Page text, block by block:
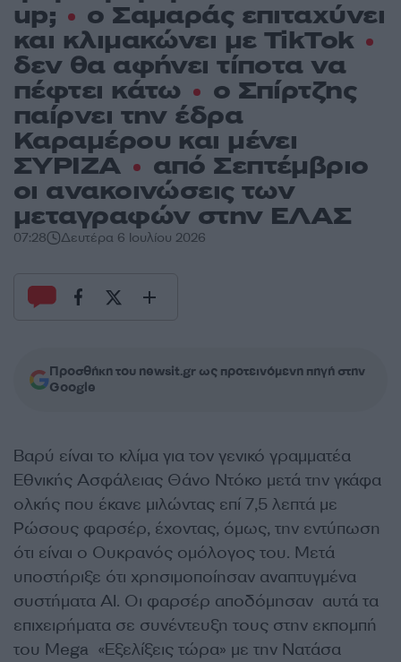
up; ο Σαμαράς επιταχύνει
και κλιμακώνει με TikTok
δεν θα αφήνει τίποτα να
πέφτει κάτω ο Σπίρτζης
παίρνει την έδρα
Καραμέρου και μένει
ΣΥΡΙΖΑ από Σεπτέμβριο
οι ανακοινώσεις των
μεταγραφών στην ΕΛΑΣ
07:28 Δευτέρα 6 Ιουλίου 2026
Προσθήκη του newsit.gr ως προτεινόμενη πηγή στην
Google
Βαρύ είναι το κλίμα για τον γενικό γραμματέα
Εθνικής Ασφάλειας Θάνο Ντόκο μετά την γκάφα
ολκής που έκανε μιλώντας επί 7,5 λεπτά με
Ρώσους φαρσέρ, έχοντας, όμως, την εντύπωση
ότι είναι ο Ουκρανός ομόλογος του. Μετά
υποστήριξε ότι χρησιμοποίησαν αναπτυγμένα
συστήματα AI. Οι φαρσέρ αποδόμησαν αυτά τα
επιχειρήματα σε συνέντευξη τους στην εκπομπή
του Mega «Εξελίξεις τώρα» με την Νατάσα